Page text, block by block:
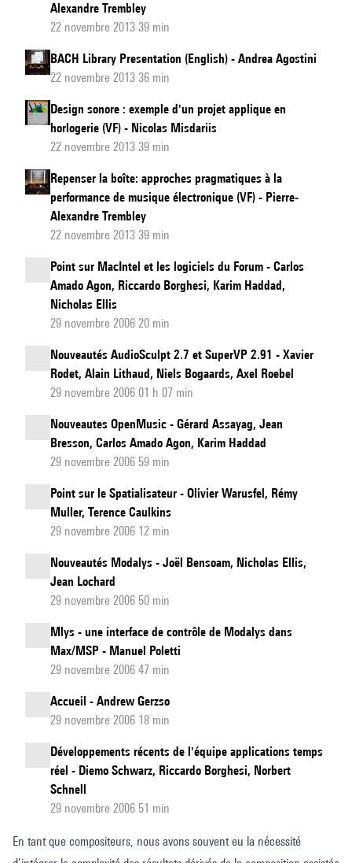
Alexandre Trembley
22 novembre 2013 39 min
BACH Library Presentation (English) - Andrea Agostini
22 novembre 2013 36 min
Design sonore : exemple d'un projet applique en
horlogerie (VF) - Nicolas Misdariis
22 novembre 2013 39 min
Repenser la boîte: approches pragmatiques à la
performance de musique électronique (VF) - Pierre-
Alexandre Trembley
22 novembre 2013 39 min
Point sur MacIntel et les logiciels du Forum - Carlos
Amado Agon, Riccardo Borghesi, Karim Haddad,
Nicholas Ellis
29 novembre 2006 20 min
Nouveautés AudioSculpt 2.7 et SuperVP 2.91 - Xavier
Rodet, Alain Lithaud, Niels Bogaards, Axel Roebel
29 novembre 2006 01 h 07 min
Nouveautes OpenMusic - Gérard Assayag, Jean
Bresson, Carlos Amado Agon, Karim Haddad
29 novembre 2006 59 min
Point sur le Spatialisateur - Olivier Warusfel, Rémy
Muller, Terence Caulkins
29 novembre 2006 12 min
Nouveautés Modalys - Joël Bensoam, Nicholas Ellis,
Jean Lochard
29 novembre 2006 50 min
Mlys - une interface de contrôle de Modalys dans
Max/MSP - Manuel Poletti
29 novembre 2006 47 min
Accueil - Andrew Gerzso
29 novembre 2006 18 min
Développements récents de l'équipe applications temps
réel - Diemo Schwarz, Riccardo Borghesi, Norbert
Schnell
29 novembre 2006 51 min
En tant que compositeurs, nous avons souvent eu la nécessité